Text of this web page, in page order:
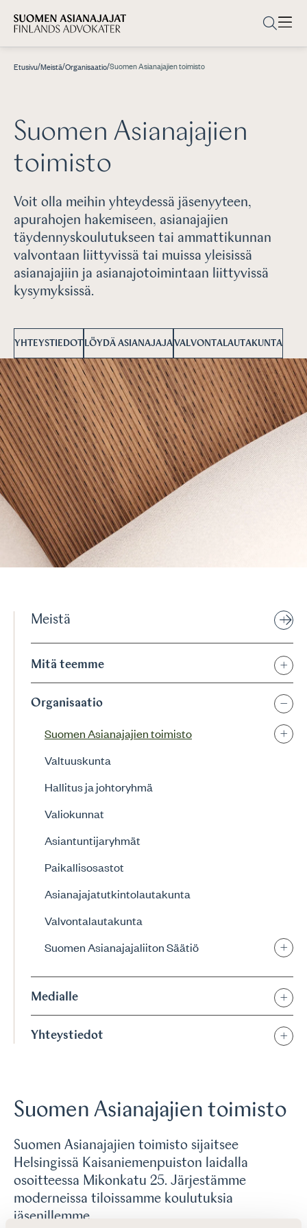
Etusivu/Meistä/Organisaatio/Suomen Asianajajien toimisto
Suomen Asianajajien
toimisto
Voit olla meihin yhteydessä jäsenyyteen,
apurahojen hakemiseen, asianajajien
täydennyskoulutukseen tai ammattikunnan
valvontaan liittyvissä tai muissa yleisissä
asianajajiin ja asianajotoimintaan liittyvissä
kysymyksissä.
YHTEYSTIEDOT LÖYDÄ ASIANAJAJAVALVONTALAUTAKUNTA
Meistä
Mitä teemme
Organisaatio
Suomen Asianajajien toimisto
Valtuuskunta
Hallitus ja johtoryhmä
Valiokunnat
Asiantuntijaryhmät
Paikallisosastot
Asianajajatutkintolautakunta
Valvontalautakunta
Suomen Asianajajaliiton Säätiö
Medialle
Yhteystiedot
Suomen Asianajajien toimisto
Suomen Asianajajien toimisto sijaitsee
Helsingissä Kaisaniemenpuiston laidalla
osoitteessa Mikonkatu 25. Järjestämme
moderneissa tiloissamme koulutuksia
jäsenillemme.